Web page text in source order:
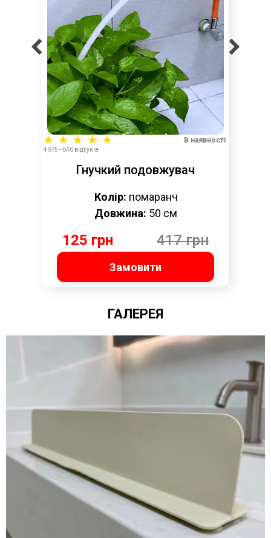
В наявності
4,9/5 - 640 відгуків
Гнучкий подовжувач
125 грн 417 грн
Замовити
Колір: помаранч
Довжина: 50 см
ГАЛЕРЕЯ